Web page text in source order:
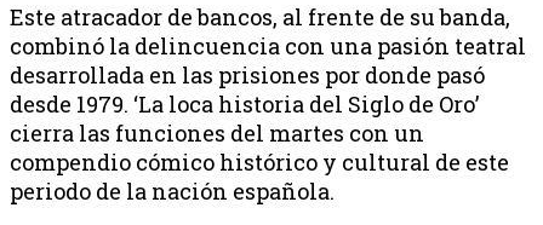
Este atracador de bancos, al frente de su banda,
combinó la delincuencia con una pasión teatral
desarrollada en las prisiones por donde pasó
desde 1979. ‘La loca historia del Siglo de Oro’
cierra las funciones del martes con un
compendio cómico histórico y cultural de este
periodo de la nación española.